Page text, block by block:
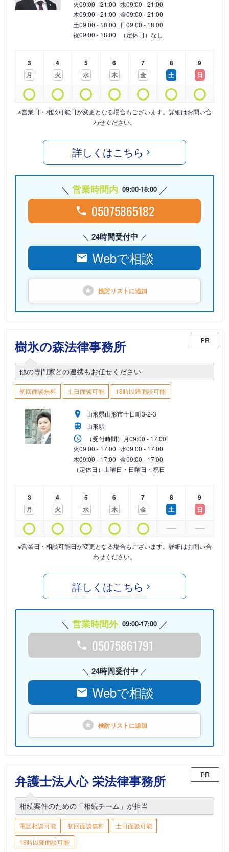
火09:00 - 21:00 水09:00 - 21:00
木09:00 - 21:00 金09:00 - 21:00
土09:00 - 18:00 日09:00 - 18:00
祝09:00 - 18:00 （定休日）なし
3
月
4
火
5
水
6
木
7
金
8
土
9
日
※営業日・相談可能日が変更となる場合もございます。詳細はお問い合
わせください。
詳しくはこちら
営業時間内 09:00-18:00
05075865182
24時間受付中
Webで相談
検討リストに追加
樹氷の森法律事務所 PR
他の専門家との連携もお任せください
初回面談無料 土日面談可能 18時以降面談可能
山形県山形市十日町3-2-3
山形駅
（受付時間） 月09:00 - 17:00
火09:00 - 17:00 水09:00 - 17:00
木09:00 - 17:00 金09:00 - 17:00
（定休日）土曜日・日曜日・祝日
3
月
4
火
5
水
6
木
7
金
8
土
9
日
※営業日・相談可能日が変更となる場合もございます。詳細はお問い合
わせください。
詳しくはこちら
営業時間外 09:00-17:00
05075861791
24時間受付中
Webで相談
検討リストに追加
弁護士法人心 栄法律事務所 PR
相続案件のための「相続チーム」が担当
電話相談可能 初回面談無料
土日面談可能
18時以降面談可能